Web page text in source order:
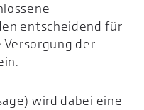
entscheidend für
der
wird dabei eine